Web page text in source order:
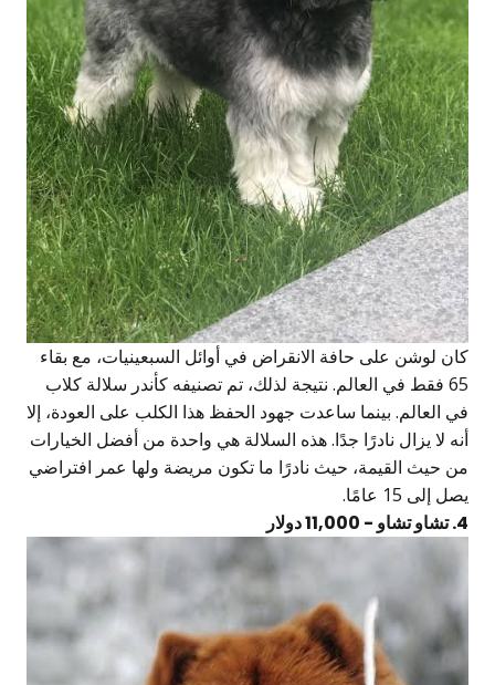
كان لوشن على حافة الانقراض في أوائل السبعينيات، مع بقاء
65 فقط في العالم. نتيجة لذلك، تم تصنيفه كأندر سلالة كلاب
في العالم. بينما ساعدت جهود الحفظ هذا الكلب على العودة، إلا
أنه لا يزال نادرًا جدًا. هذه السلالة هي واحدة من أفضل الخيارات
من حيث القيمة، حيث نادرًا ما تكون مريضة ولها عمر افتراضي
يصل إلى 15 عامًا.
4. تشاو تشاو - 11,000 دولار